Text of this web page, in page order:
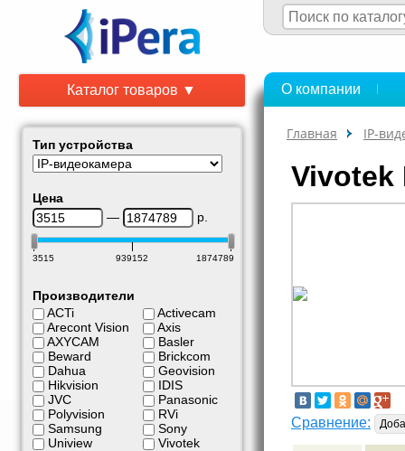
Каталог товаров ▼
Тип устройства
Цена
—
р.
3515 939152 1874789
Производители
ACTi
Arecont Vision
AXYCAM
Beward
Dahua
Hikvision
JVC
Polyvision
Samsung
Uniview
Activecam
Axis
Basler
Brickcom
Geovision
IDIS
Panasonic
RVi
Sony
Vivotek
О компании
Главная IP-
Vivotek
Сравнение: